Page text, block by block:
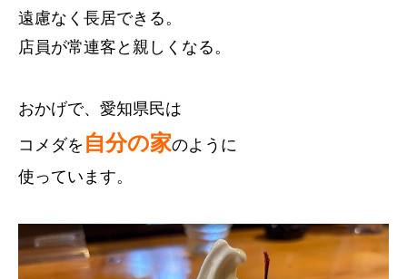
遠慮なく長居できる。
店員が常連客と親しくなる。
おかげで、愛知県民は
コメダを 自分の家のように
使っています。